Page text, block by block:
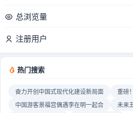
总浏览量
注册用户
热门搜索
奋力开创中国式现代化建设新局面
重磅
中国游客景福宫偶遇李在明一起合
未来